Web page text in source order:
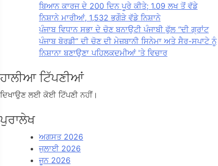
ਬਿਆਨ ਕਾਰਜ ਦੇ 200 ਦਿਨ ਪੂਰੇ ਕੀਤੇ; 1.09 ਲਖ ਤੋਂ ਵੱਡੇ
ਨਿਸ਼ਾਨੇ ਮਾਰੀਆਂ, 1,532 ਭਗੌੜੇ ਵੱਡੇ ਨਿਸ਼ਾਨੇ
ਪੰਜਾਬ ਵਿਧਾਨ ਸਭਾ ਦੇ ਚੋਣ ਬਨਾਉਟੀ ਪੰਜਾਬੀ ਫੁੱਲ “ਦੀ ਗ੍ਰਾਂਟ
ਪੰਜਾਬ ਬੋਰਡੀ” ਦੀ ਚੋਣ ਦੀ ਮੇਜ਼ਬਾਨੀ ਸਿਨੇਮਾ ਅਤੇ ਸੈਰ-ਸਪਾਟੇ ਨੂੰ
ਨਿਸ਼ਾਨਾ ਬਣਾਉਣਾ ਪਹਿਲਕਦਮੀਆਂ 'ਤੇ ਵਿਚਾਰ
ਹਾਲੀਆ ਟਿੱਪਣੀਆਂ
ਦਿਖਾਉਣ ਲਈ ਕੋਈ ਟਿੱਪਣੀ ਨਹੀਂ।
ਪੁਰਾਲੇਖ
ਅਗਸਤ 2026
ਜੁਲਾਈ 2026
ਜੂਨ 2026